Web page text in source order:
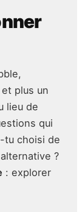
plus un
lieu de
qui
tu choisi de
?
: explorer